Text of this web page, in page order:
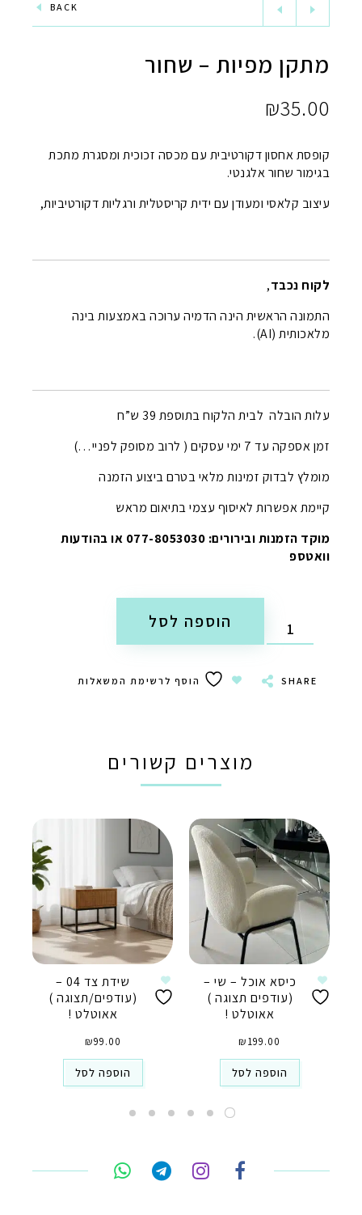
BACK
מתקן מפיות – שחור
₪35.00
קופסת אחסון דקורטיבית עם מכסה זכוכית ומסגרת מתכת
בגימור שחור אלגנטי.
עיצוב קלאסי ומעודן עם ידית קריסטלית ורגליות דקורטיביות,
לקוח נכבד,
התמונה הראשית הינה הדמיה ערוכה באמצעות בינה
מלאכותית (AI).
עלות הובלה לבית הלקוח בתוספת 39 ש”ח
זמן אספקה עד 7 ימי עסקים ( לרוב מסופק לפניי…)
מומלץ לבדוק זמינות מלאי בטרם ביצוע הזמנה
קיימת אפשרות לאיסוף עצמי בתיאום מראש
מוקד הזמנות ובירורים: 077-8053030 או בהודעות
וואטספ
הוספה לסל
SHARE הוסף לרשימת המשאלות
מוצרים קשורים
כיסא אוכל – שי –
(עודפים תצוגה )
אאוטלט !
₪199.00
הוספה לסל
שידת צד 04 –
(עודפים/תצוגה )
אאוטלט !
₪99.00
הוספה לסל